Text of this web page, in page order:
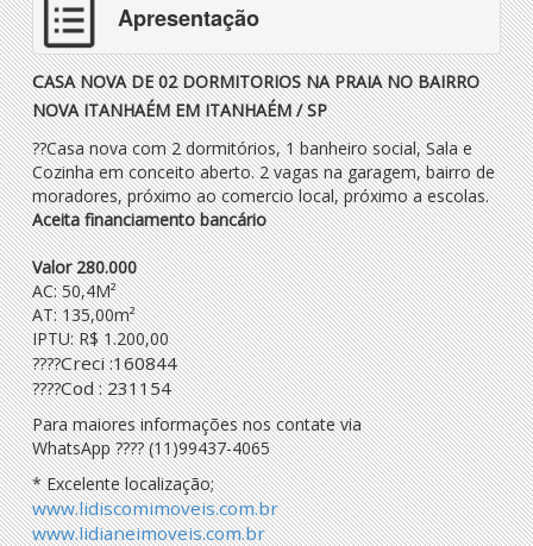
Apresentação
CASA NOVA DE 02 DORMITORIOS NA PRAIA NO BAIRRO
NOVA ITANHAÉM EM ITANHAÉM / SP
??Casa nova com 2 dormitórios, 1 banheiro social, Sala e
Cozinha em conceito aberto. 2 vagas na garagem, bairro de
moradores, próximo ao comercio local, próximo a escolas.
Aceita financiamento bancário
Valor 280.000
AC: 50,4M²
AT: 135,00m²
IPTU: R$ 1.200,00
????Creci :160844
????Cod : 231154
Para maiores informações nos contate via
WhatsApp????(11)99437-4065
* Excelente localização;
www.lidiscomimoveis.com.br
www.lidianeimoveis.com.br